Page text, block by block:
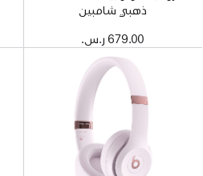
ذهبي شامبين
679.00 ر.س.‏